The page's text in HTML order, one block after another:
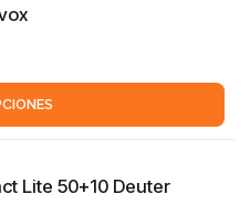
Lite 50+10 Deuter